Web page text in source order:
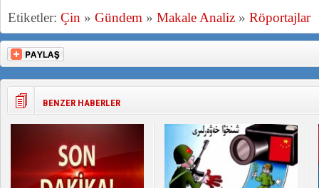
Etiketler: Çin » Gündem » Makale Analiz » Röportajlar
BENZER HABERLER